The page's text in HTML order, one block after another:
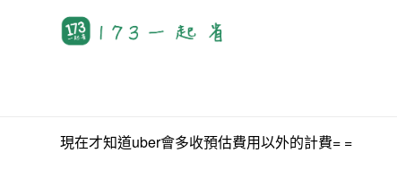
現在才知道uber會多收預估費用以外的計費= =